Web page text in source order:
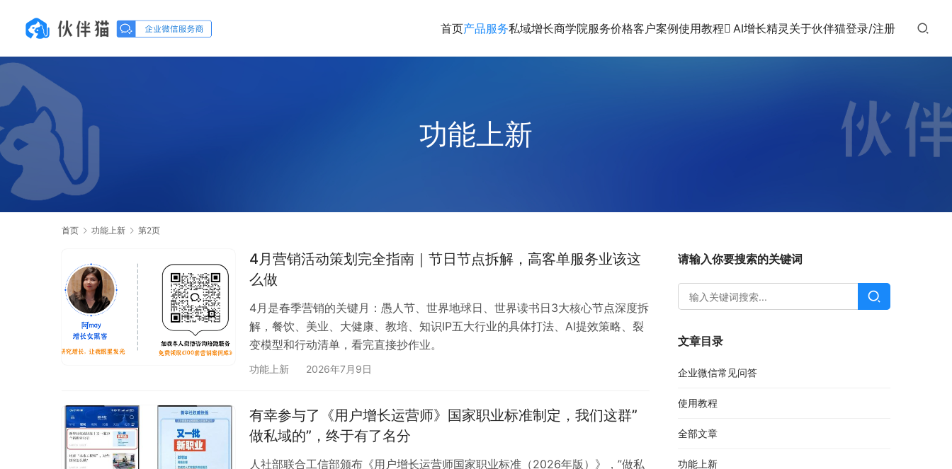
首页产品服务私域增长商学院服务价格客户案例使用教程 AI增长精灵 关于伙伴猫登录/注册
功能上新
首页 功能上新 第2页
4月营销活动策划完全指南｜节日节点拆解，高客单服务业该这
么做
4月是春季营销的关键月：愚人节、世界地球日、世界读书日3大核心节点深度拆
解，餐饮、美业、大健康、教培、知识IP五大行业的具体打法、AI提效策略、裂
变模型和行动清单，看完直接抄作业。
功能上新 2026年7月9日
有幸参与了《用户增长运营师》国家职业标准制定，我们这群”
做私域的”，终于有了名分
人社部联合工信部颁布《用户增长运营师国家职业标准（2026年版）》，”做私
请输入你要搜索的关键词
文章目录
企业微信常见问答
使用教程
全部文章
功能上新